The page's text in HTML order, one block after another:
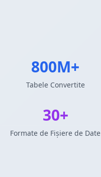
800M+
Tabele Convertite
30+
Formate de Fișiere de Date